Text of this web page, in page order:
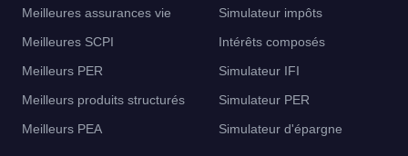
Meilleures assurances vie
Meilleures SCPI
Meilleurs PER
Meilleurs produits structurés
Meilleurs PEA
Simulateur impôts
Intérêts composés
Simulateur IFI
Simulateur PER
Simulateur d'épargne